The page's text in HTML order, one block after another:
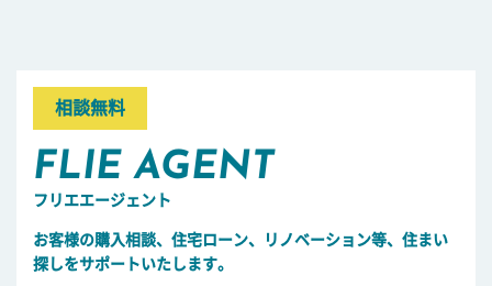
相談無料
FLIE AGENT
フリエエージェント
お客様の購入相談、住宅ローン、リノベーション等、住まい
探しをサポートいたします。